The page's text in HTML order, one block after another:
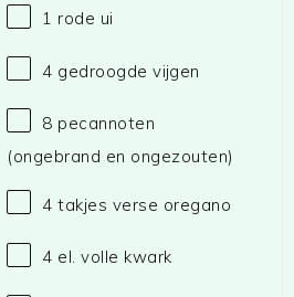
1 rode ui
4 gedroogde vijgen
8 pecannoten
(ongebrand en ongezouten)
4 takjes verse oregano
4 el. volle kwark